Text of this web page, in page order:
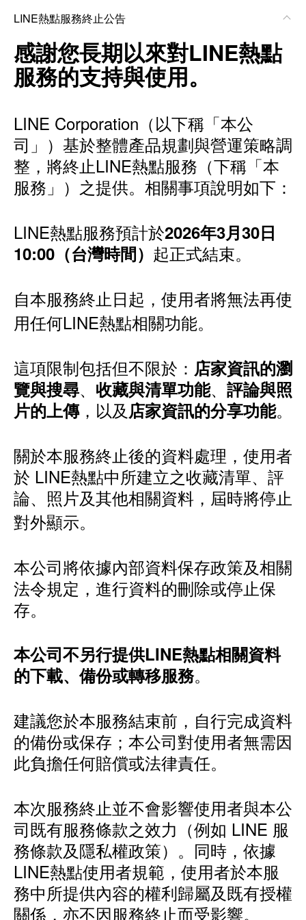
LINE熱點服務終止公告
感謝您長期以來對LINE熱點
服務的支持與使用。
LINE Corporation（以下稱「本公
司」）基於整體產品規劃與營運策略調
整，將終止LINE熱點服務（下稱「本
服務」）之提供。相關事項說明如下：
LINE熱點服務預計於2026年3月30日
10:00（台灣時間） 起正式結束。
自本服務終止日起，使用者將無法再使
用任何LINE熱點相關功能。
這項限制包括但不限於： 店家資訊的瀏
覽與搜尋、 收藏與清單功能、 評論與照
片的上傳，以及店家資訊的分享功能。
關於本服務終止後的資料處理，使用者
於 LINE熱點中所建立之收藏清單、評
論、照片及其他相關資料，屆時將停止
對外顯示。
本公司將依據內部資料保存政策及相關
法令規定，進行資料的刪除或停止保
存。
本公司不另行提供LINE熱點相關資料
的下載、備份或轉移服務。
建議您於本服務結束前，自行完成資料
的備份或保存；本公司對使用者無需因
此負擔任何賠償或法律責任。
本次服務終止並不會影響使用者與本公
司既有服務條款之效力（例如 LINE 服
務條款及隱私權政策）。同時，依據
LINE熱點使用者規範，使用者於本服
務中所提供內容的權利歸屬及既有授權
關係，亦不因服務終止而受影響。